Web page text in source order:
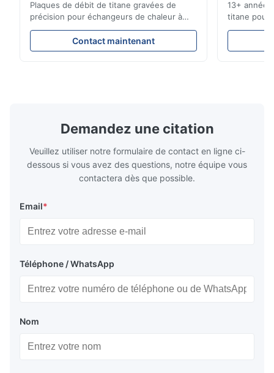
Aaron
Dec 10.2025
Plaques de débit de titane gravées de
précision pour échangeurs de chaleur à
haute résistance à la corrosion Vue d'
ensemble de la plaque de débitXinhaisen
Technology est spécialisée dans la
Contact maintenant
13+
titane pour
médicales
livraison
Demandez une citation
Veuillez utiliser notre formulaire de contact en ligne ci-
dessous si vous avez des questions, notre équipe vous
contactera dès que possible.
Email*
Téléphone / WhatsApp
Nom